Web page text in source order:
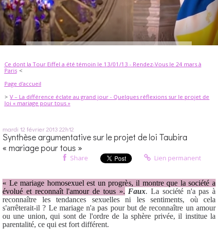
Ce dont la Tour Eiffel a été témoin le 13/01/13 - Rendez-Vous le 24 mars à
Paris
Page d'accueil
V – La différence éclate au grand jour - Quelques réflexions sur le projet de
loi « mariage pour tous »
mardi 12 février 2013 22h12
Synthèse argumentative sur le projet de loi Taubira
« mariage pour tous »
Share Lien permanent
« Le mariage homosexuel est un progrès, il montre que la société a
évolué et reconnaît l'amour de tous ». Faux. La société n'a pas à
reconnaître les tendances sexuelles ni les sentiments, où cela
s'arrêterait-il ? Le mariage n'a pas pour but de reconnaître un amour
ou une union, qui sont de l'ordre de la sphère privée, il institue la
parentalité, ce qui est fort différent.